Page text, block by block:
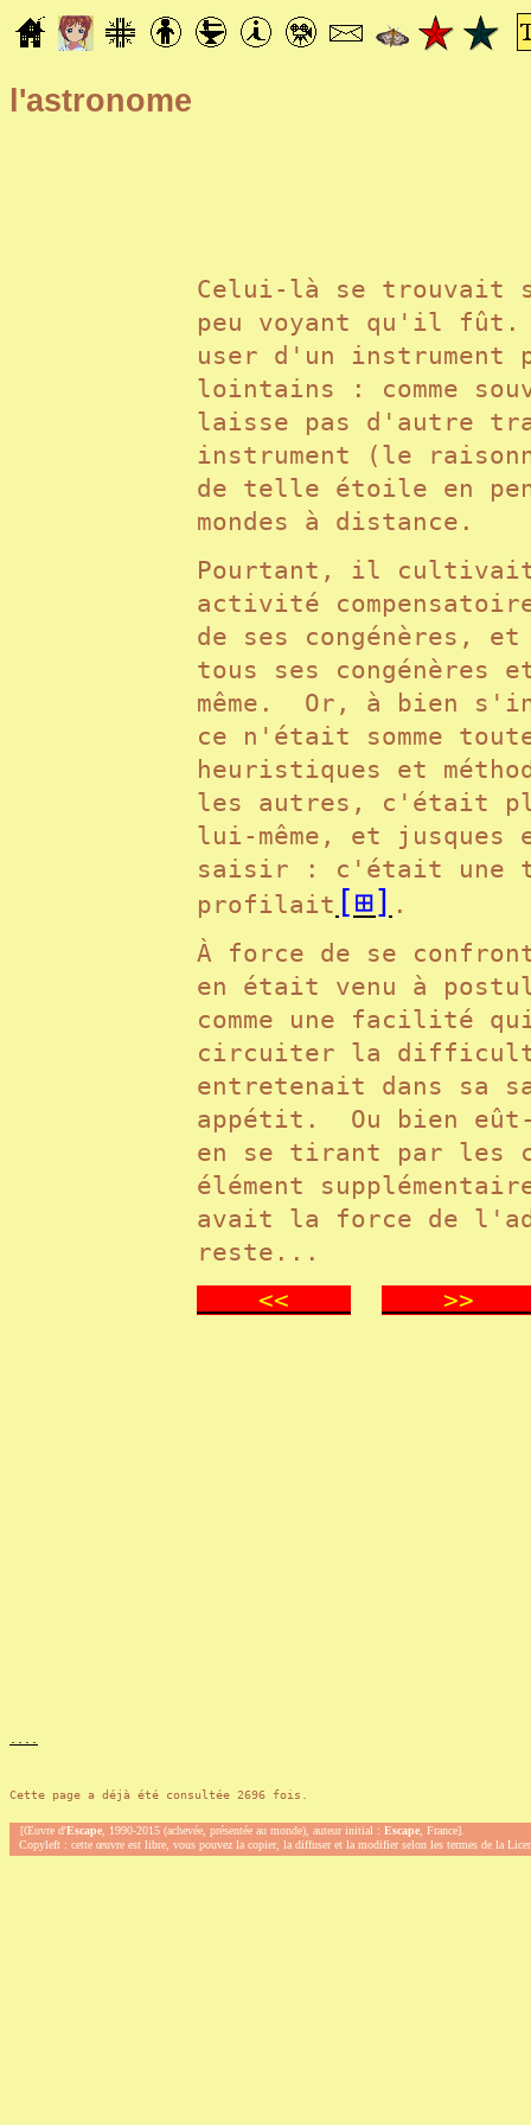
l'astronome
Celui-là se trouvait
peu voyant qu'il
user d'un instrument
lointains : comme
laisse pas d'autre
instrument (le
de telle étoile en
mondes à distance.
Pourtant, il cultivait
activité
de ses congénères,
tous ses
même. Or, à bien
ce n'était somme
heuristiques et
les autres, c'était
lui-même, et
saisir : c'était une
profilait [⊞] .
À force de se
en était venu à
comme une facilité
circuiter la
entretenait dans sa
appétit. Ou bien
en se tirant par les
élément
avait la force de
reste...
<<
Cette page a déjà été consultée 2696 fois.
[Œuvre d'Escape, 1990-2015 (achevée, présentée au monde), auteur initial :Escape, France].
Copyleft : cette œuvre est libre, vous pouvez la copier, la diffuser et la modifier selon les termes de la